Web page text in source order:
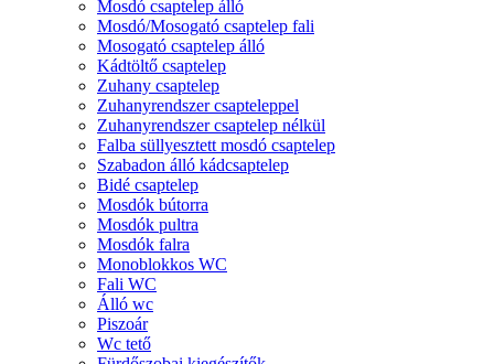
Mosdó csaptelep álló
Mosdó/Mosogató csaptelep fali
Mosogató csaptelep álló
Kádtöltő csaptelep
Zuhany csaptelep
Zuhanyrendszer csapteleppel
Zuhanyrendszer csaptelep nélkül
Falba süllyesztett mosdó csaptelep
Szabadon álló kádcsaptelep
Bidé csaptelep
Mosdók bútorra
Mosdók pultra
Mosdók falra
Monoblokkos WC
Fali WC
Álló wc
Piszoár
Wc tető